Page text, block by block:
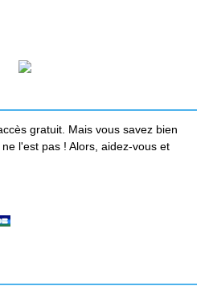
gratuit. Mais vous savez bien
l'est pas ! Alors, aidez-vous et